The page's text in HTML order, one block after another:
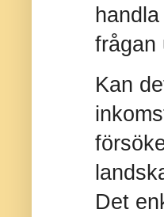
frågan
Kan
Det